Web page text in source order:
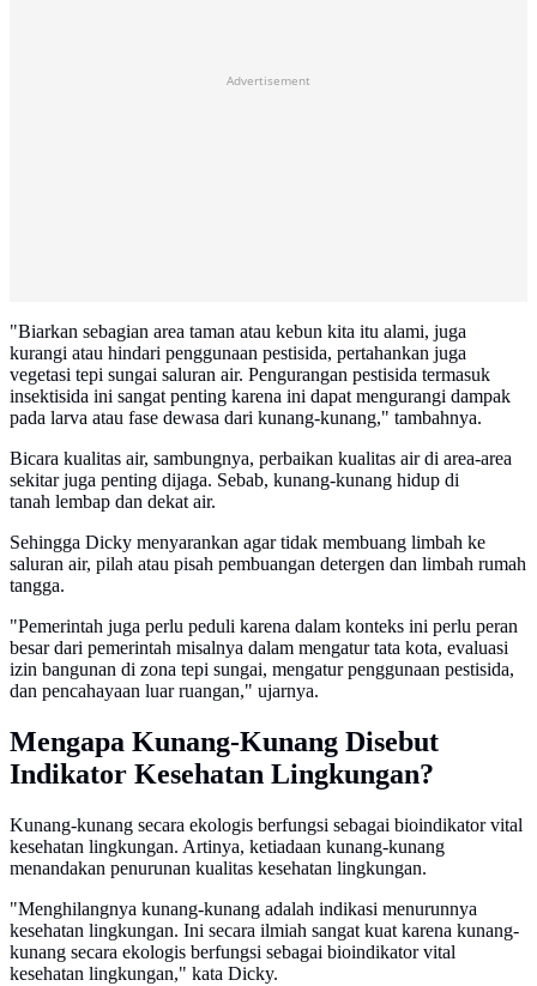
Advertisement
"Biarkan sebagian area taman atau kebun kita itu alami, juga
kurangi atau hindari penggunaan pestisida, pertahankan juga
vegetasi tepi sungai saluran air. Pengurangan pestisida termasuk
insektisida ini sangat penting karena ini dapat mengurangi dampak
pada larva atau fase dewasa dari kunang-kunang," tambahnya.
Bicara kualitas air, sambungnya, perbaikan kualitas air di area-area
sekitar juga penting dijaga. Sebab, kunang-kunang hidup di
tanah lembap dan dekat air.
Sehingga Dicky menyarankan agar tidak membuang limbah ke
saluran air, pilah atau pisah pembuangan detergen dan limbah rumah
tangga.
"Pemerintah juga perlu peduli karena dalam konteks ini perlu peran
besar dari pemerintah misalnya dalam mengatur tata kota, evaluasi
izin bangunan di zona tepi sungai, mengatur penggunaan pestisida,
dan pencahayaan luar ruangan," ujarnya.
Mengapa Kunang-Kunang Disebut
Indikator Kesehatan Lingkungan?
Kunang-kunang secara ekologis berfungsi sebagai bioindikator vital
kesehatan lingkungan. Artinya, ketiadaan kunang-kunang
menandakan penurunan kualitas kesehatan lingkungan.
"Menghilangnya kunang-kunang adalah indikasi menurunnya
kesehatan lingkungan. Ini secara ilmiah sangat kuat karena kunang-
kunang secara ekologis berfungsi sebagai bioindikator vital
kesehatan lingkungan," kata Dicky.